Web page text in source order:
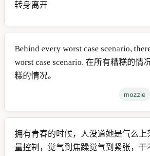
转身离开
Behind every worst case scenario,
worst case scenario. 在所有糟糕的情
糕的情况。
mozzie
拥有青春的时候，人没道她是气么上
量控制，觉气到焦躁觉气到紧张，干